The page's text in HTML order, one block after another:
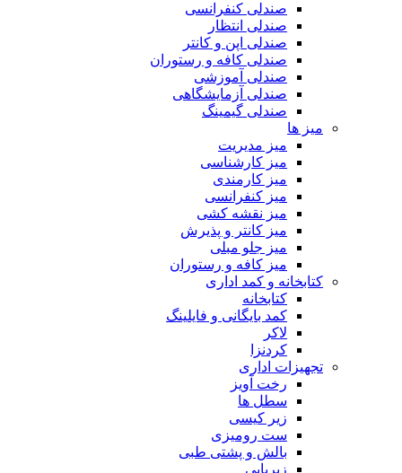
صندلی کنفرانسی
صندلی انتظار
صندلی اپن و کانتر
صندلی کافه و رستوران
صندلی آموزشی
صندلی آزمایشگاهی
صندلی گیمینگ
میز ها
میز مدیریت
میز کارشناسی
میز کارمندی
میز کنفرانسی
میز نقشه کشی
میز کانتر و پذیرش
میز جلو مبلی
میز کافه و رستوران
کتابخانه و کمد اداری
کتابخانه
کمد بایگانی و فایلینگ
لاکر
کردنزا
تجهیزات اداری
رخت آویز
سطل ها
زیر کیسی
ست رومیزی
بالش و پشتی طبی
زیرپایی